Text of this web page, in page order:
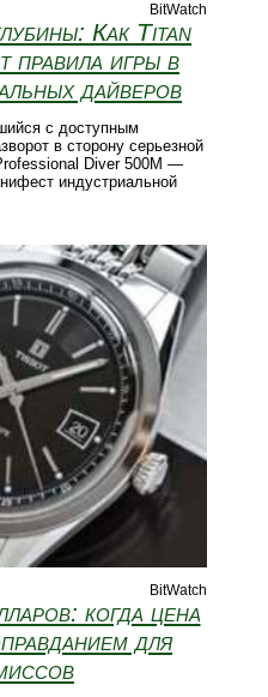
BitWatch
Как Titan
игры в
дайверов
с доступным
в сторону серьезной
Diver 500M —
индустриальной
BitWatch
когда цена
для